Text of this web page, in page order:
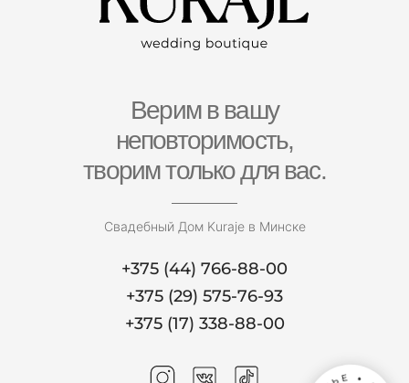
+375 (44) 766-88-00
+375 (29) 575-76-93
+375 (17) 338-88-00
Верим в вашу
неповторимость,
творим только для вас.
Свадебный Дом Kuraje в Минске